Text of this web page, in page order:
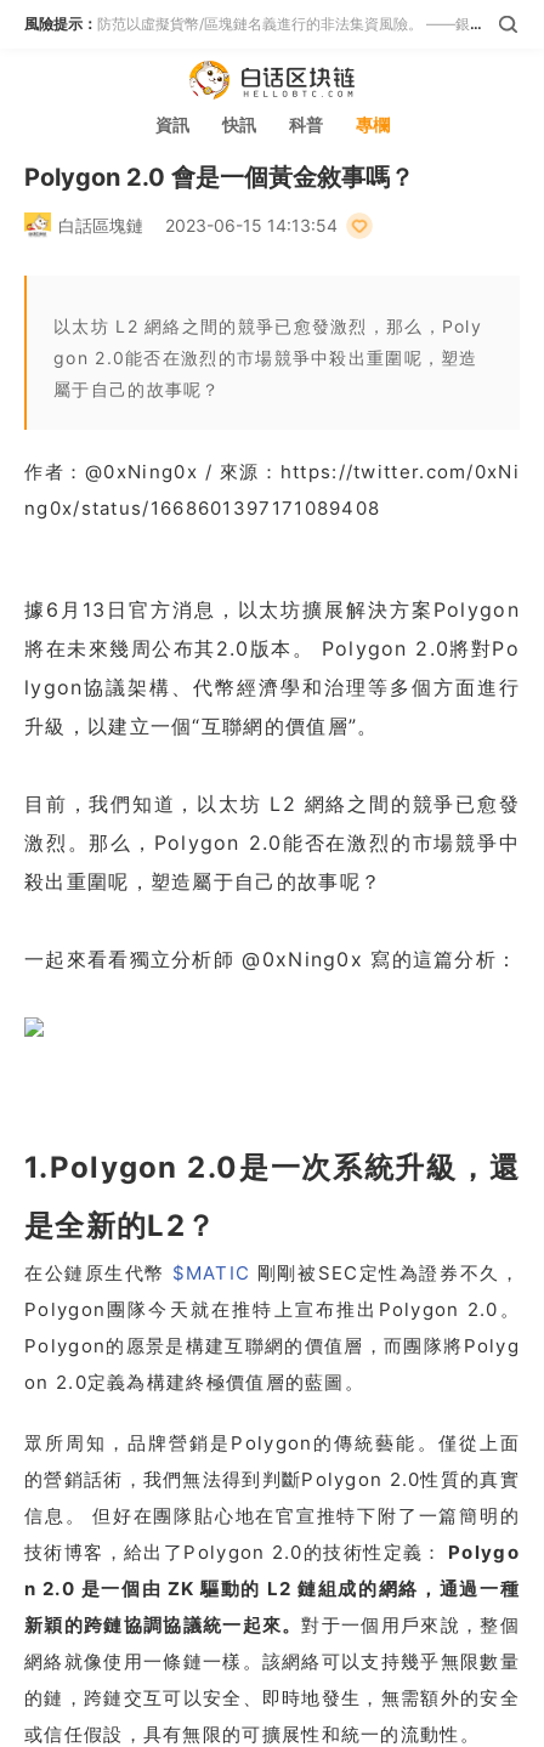
風險提示： 防范以虛擬貨幣/區塊鏈名義進行的非法集資風險。 ——銀保監會等五部門
資訊 快訊 科普 專欄
Polygon 2.0 會是一個黃金敘事嗎？
白話區塊鏈 2023-06-15 14:13:54
以太坊 L2 網絡之間的競爭已愈發激烈，那么，Poly
gon 2.0能否在激烈的市場競爭中殺出重圍呢，塑造
屬于自己的故事呢？
作者：@0xNing0x / 來源：https://twitter.com/0xNi
ng0x/status/1668601397171089408
據6月13日官方消息，以太坊擴展解決方案Polygon
將在未來幾周公布其2.0版本。 Polygon 2.0將對Po
lygon協議架構、代幣經濟學和治理等多個方面進行
升級，以建立一個“互聯網的價值層”。
目前，我們知道，以太坊 L2 網絡之間的競爭已愈發
激烈。那么，Polygon 2.0能否在激烈的市場競爭中
殺出重圍呢，塑造屬于自己的故事呢？
一起來看看獨立分析師 @0xNing0x 寫的這篇分析：
1.Polygon 2.0是一次系統升級，還
是全新的L2？
在公鏈原生代幣 $MATIC 剛剛被SEC定性為證券不久，
Polygon團隊今天就在推特上宣布推出Polygon 2.0。
Polygon的愿景是構建互聯網的價值層，而團隊將Polyg
on 2.0定義為構建終極價值層的藍圖。
眾所周知，品牌營銷是Polygon的傳統藝能。僅從上面
的營銷話術，我們無法得到判斷Polygon 2.0性質的真實
信息。 但好在團隊貼心地在官宣推特下附了一篇簡明的
技術博客，給出了Polygon 2.0的技術性定義：
Polygo
n 2.0 是一個由 ZK 驅動的 L2 鏈組成的網絡，通過一種
新穎的跨鏈協調協議統一起來。對于一個用戶來說，整個
網絡就像使用一條鏈一樣。該網絡可以支持幾乎無限數量
的鏈，跨鏈交互可以安全、即時地發生，無需額外的安全
或信任假設，具有無限的可擴展性和統一的流動性。